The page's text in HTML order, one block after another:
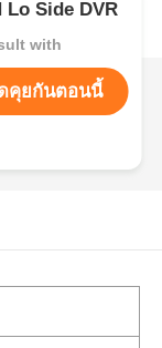
Lo Side DVR
with
คุยกันตอนนี้